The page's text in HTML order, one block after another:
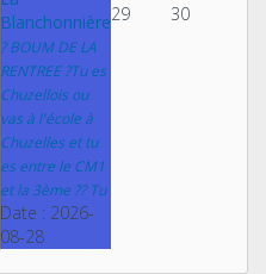
Blanchonnière
? BOUM DE LA
RENTREE ?Tu es
Chuzellois ou
vas à l'école à
Chuzelles et tu
es entre le CM1
et la 3ème ?? Tu
Date : 2026-
08-28
29 30